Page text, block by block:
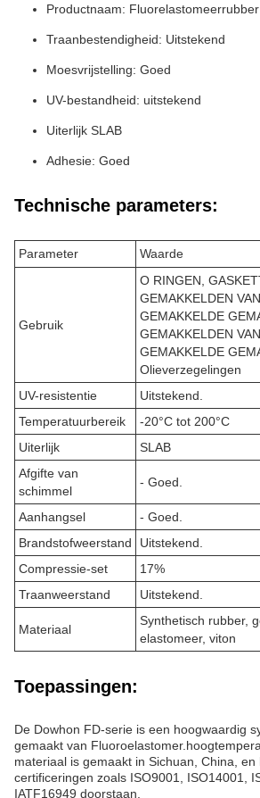
Productnaam: Fluorelastomeerrubber
Traanbestendigheid: Uitstekend